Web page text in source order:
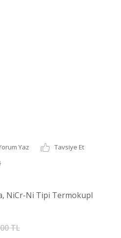
Yaz
Tavsiye Et
NiCr-Ni Tipi Termokupl
TL